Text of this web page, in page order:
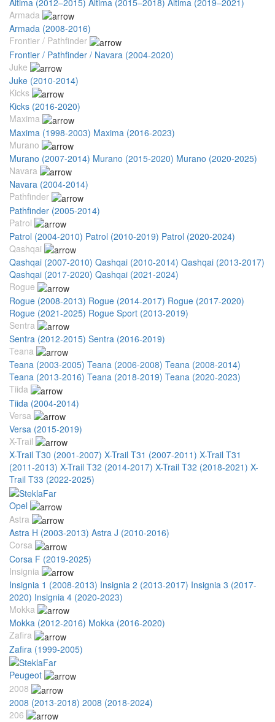
Altima (2012–2015) Altima (2015–2018) Altima (2019–2021)
Armada
Armada (2008-2016)
Frontier / Pathfinder
Frontier / Pathfinder / Navara (2004-2020)
Juke
Juke (2010-2014)
Kicks
Kicks (2016-2020)
Maxima
Maxima (1998-2003) Maxima (2016-2023)
Murano
Murano (2007-2014) Murano (2015-2020) Murano (2020-2025)
Navara
Navara (2004-2014)
Pathfinder
Pathfinder (2005-2014)
Patrol
Patrol (2004-2010) Patrol (2010-2019) Patrol (2020-2024)
Qashqai
Qashqai (2007-2010) Qashqai (2010-2014) Qashqai (2013-2017)
Qashqai (2017-2020) Qashqai (2021-2024)
Rogue
Rogue (2008-2013) Rogue (2014-2017) Rogue (2017-2020)
Rogue (2021-2025) Rogue Sport (2013-2019)
Sentra
Sentra (2012-2015) Sentra (2016-2019)
Teana
Teana (2003-2005) Teana (2006-2008) Teana (2008-2014)
Teana (2013-2016) Teana (2018-2019) Teana (2020-2023)
Tiida
Tiida (2004-2014)
Versa
Versa (2015-2019)
X-Trail
X-Trail T30 (2001-2007) X-Trail T31 (2007-2011) X-Trail T31
(2011-2013) X-Trail T32 (2014-2017) X-Trail T32 (2018-2021) X-
Trail T33 (2022-2025)
Opel
Astra
Astra H (2003-2013) Astra J (2010-2016)
Corsa
Corsa F (2019-2025)
Insignia
Insignia 1 (2008-2013) Insignia 2 (2013-2017) Insignia 3 (2017-
2020) Insignia 4 (2020-2023)
Mokka
Mokka (2012-2016) Mokka (2016-2020)
Zafira
Zafira (1999-2005)
Peugeot
2008
2008 (2013-2018) 2008 (2018-2024)
206